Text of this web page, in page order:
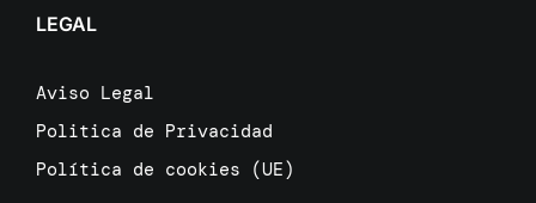
LEGAL
Aviso Legal
Politica de Privacidad
Política de cookies (UE)